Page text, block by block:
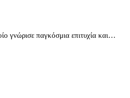
γνώρισε παγκόσμια επιτυχία και…